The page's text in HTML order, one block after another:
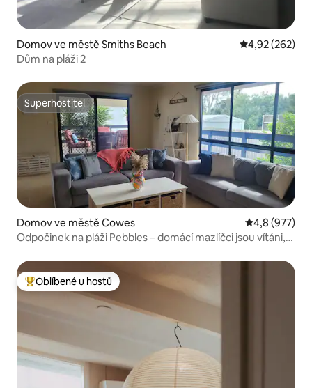
Domov ve městě Smiths Beach Průměrné
4,92 (262)
Dům na pláži 2
Superhostitel
Superhostitel
Domov ve městě Cowes Průměrné
4,8 (977)
Odpočinek na pláži Pebbles – domácí mazlíčci jsou vítáni,
Nejlepší v kategorii Oblíbené u hostů
Oblíbené u hostů